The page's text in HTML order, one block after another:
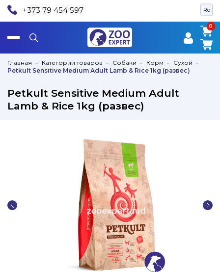
Ro
+373 79 454 597
0
0
Главная Категории товаров Собаки Корм
Сухой
Petkult Sensitive Medium Adult Lamb & Rice 1kg (развес)
Petkult Sensitive Medium Adult
Lamb & Rice 1kg (развес)